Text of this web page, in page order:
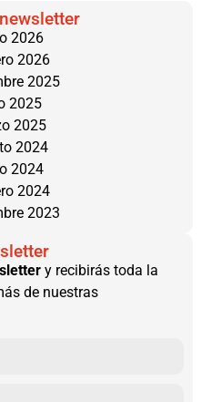
2026
2026
2025
2025
2025
2024
2024
2024
2023
y recibirás toda la
de nuestras